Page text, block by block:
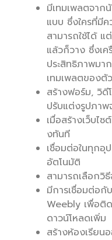
มีเทมเพลตจา
แบบ ซึ่งใครที่มีค
สามารถใช้ได้ แ
แล้วก็วาง ซึ่งเ
ประสิทธิภาพมา
เทมเพลตของตั
สร้างฟอร์ม, วิดี
ปรับแต่งรูปภาพ
เมื่อสร้างเว็บไ
งทันที
เชื่อมต่อในทุก
อัตโนมัติ
สามารถเลือกวิ
มีการเชื่อมต่อกั
Weebly เพื่อติ
ดาวน์โหลดเพิ่ม
สร้างห้องเรียน